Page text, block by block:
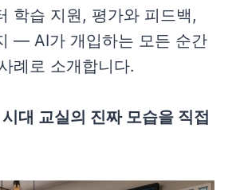
학습 지원, 평가와 피드백,
— AI가 개입하는 모든 순간
례로 소개합니다.
대 교실의 진짜 모습을 직접